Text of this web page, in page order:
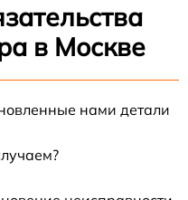
в Москве
нами детали